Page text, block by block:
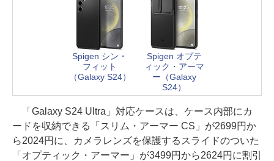
Spigen シン・
フィット
（Galaxy S24）
Spigen オプテ
ィック・アーマ
ー（Galaxy
S24）
「Galaxy S24 Ultra」対応ケースは、ケース内部にカ
ードを収納できる「スリム・アーマー CS」が2699円か
ら2024円に、カメラレンズを保護するスライドのついた
「オプティック・アーマー」が3499円から2624円に割引